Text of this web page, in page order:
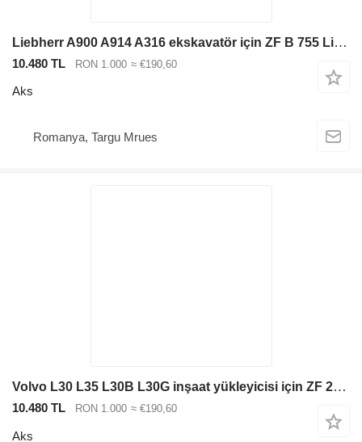
Liebherr A900 A914 A316 ekskavatör için ZF B 755 Liebherr A900 A914 A316 aks
10.480 TL RON 1.000 ≈ €190,60
Aks
Romanya, Targu Mrues
Volvo L30 L35 L30B L30G inşaat yükleyicisi için ZF 230 TL'den indirimli aks
10.480 TL RON 1.000 ≈ €190,60
Aks